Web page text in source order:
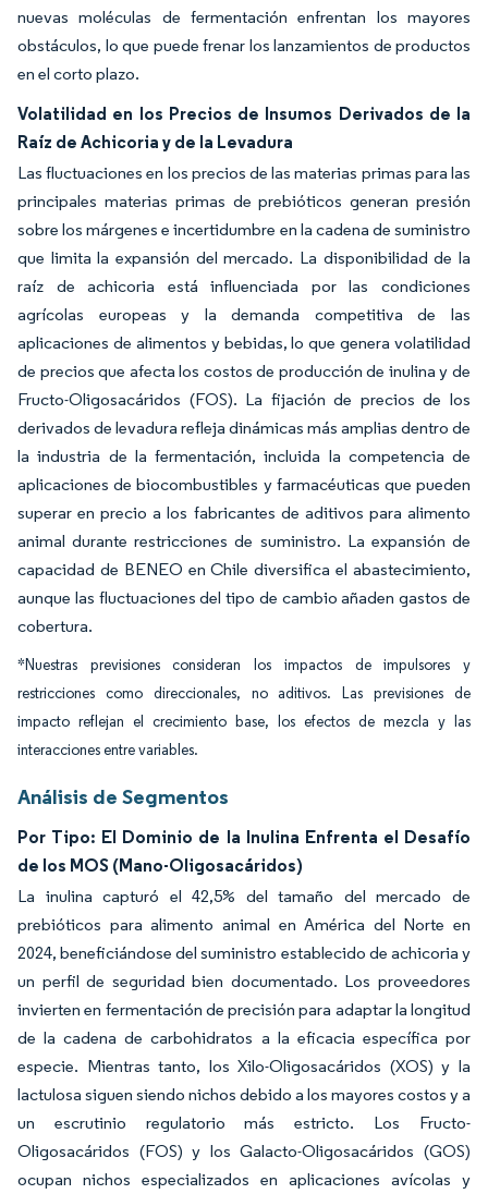
nuevas moléculas de fermentación enfrentan los mayores
obstáculos, lo que puede frenar los lanzamientos de productos
en el corto plazo.
Volatilidad en los Precios de Insumos Derivados de la
Raíz de Achicoria y de la Levadura
Las fluctuaciones en los precios de las materias primas para las
principales materias primas de prebióticos generan presión
sobre los márgenes e incertidumbre en la cadena de suministro
que limita la expansión del mercado. La disponibilidad de la
raíz de achicoria está influenciada por las condiciones
agrícolas europeas y la demanda competitiva de las
aplicaciones de alimentos y bebidas, lo que genera volatilidad
de precios que afecta los costos de producción de inulina y de
Fructo-Oligosacáridos (FOS). La fijación de precios de los
derivados de levadura refleja dinámicas más amplias dentro de
la industria de la fermentación, incluida la competencia de
aplicaciones de biocombustibles y farmacéuticas que pueden
superar en precio a los fabricantes de aditivos para alimento
animal durante restricciones de suministro. La expansión de
capacidad de BENEO en Chile diversifica el abastecimiento,
aunque las fluctuaciones del tipo de cambio añaden gastos de
cobertura.
*Nuestras previsiones consideran los impactos de impulsores y
restricciones como direccionales, no aditivos. Las previsiones de
impacto reflejan el crecimiento base, los efectos de mezcla y las
interacciones entre variables.
Análisis de Segmentos
Por Tipo: El Dominio de la Inulina Enfrenta el Desafío
de los MOS (Mano-Oligosacáridos)
La inulina capturó el 42,5% del tamaño del mercado de
prebióticos para alimento animal en América del Norte en
2024, beneficiándose del suministro establecido de achicoria y
un perfil de seguridad bien documentado. Los proveedores
invierten en fermentación de precisión para adaptar la longitud
de la cadena de carbohidratos a la eficacia específica por
especie. Mientras tanto, los Xilo-Oligosacáridos (XOS) y la
lactulosa siguen siendo nichos debido a los mayores costos y a
un escrutinio regulatorio más estricto. Los Fructo-
Oligosacáridos (FOS) y los Galacto-Oligosacáridos (GOS)
ocupan nichos especializados en aplicaciones avícolas y